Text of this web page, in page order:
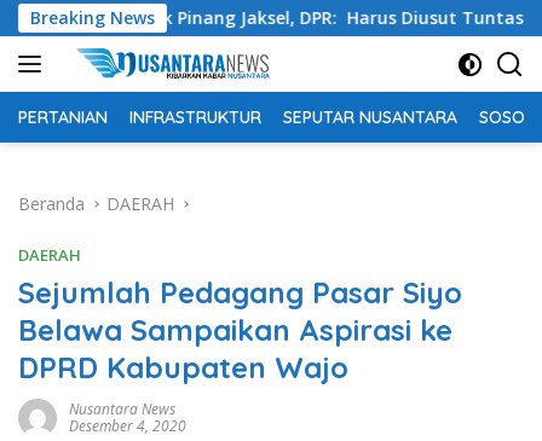
Langsung
ke
konten
Breaking News
Pinang Jaksel, DPR: Harus Diusut Tuntas
PERTANIAN INFRASTRUKTUR SEPUTAR NUSANTARA SOSOK
Beranda DAERAH
DAERAH
Sejumlah Pedagang Pasar Siyo
Belawa Sampaikan Aspirasi ke
DPRD Kabupaten Wajo
Nusantara News
Desember 4, 2020